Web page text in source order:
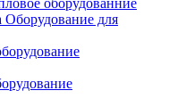
оборудованние
Оборудование для